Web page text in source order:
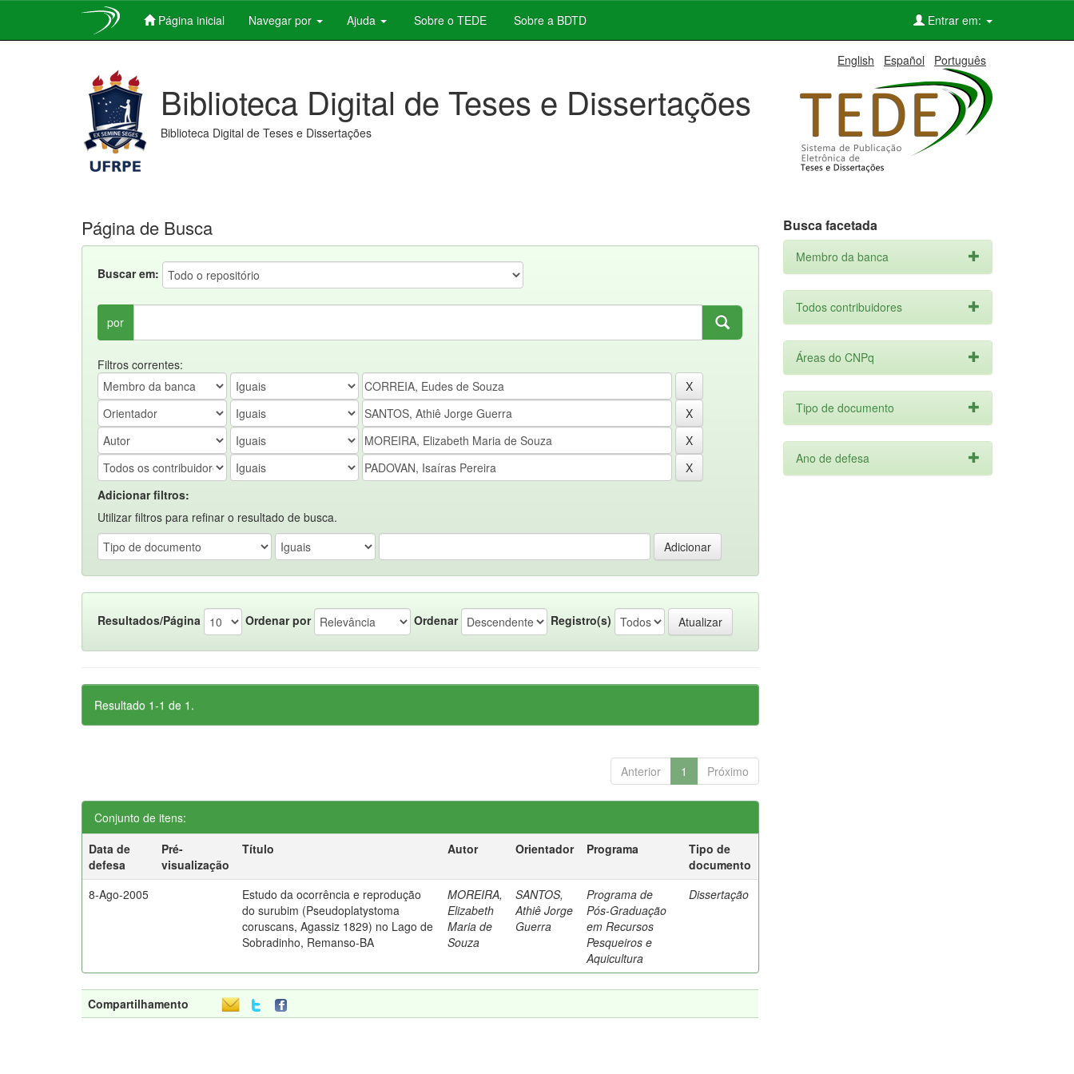
Página inicial Navegar por Ajuda Sobre o TEDE Sobre a BDTD Entrar em:
English Español Português
Biblioteca Digital de Teses e Dissertações
Biblioteca Digital de Teses e Dissertações
Página de Busca
Buscar em:
por
Filtros correntes:
Adicionar filtros:
Utilizar filtros para refinar o resultado de busca.
Resultados/Página Ordenar por Ordenar Registro(s)
Resultado 1-1 de 1.
Anterior 1 Próximo
Conjunto de itens:
Data de
defesa
Pré-
visualização
Título Autor Orientador Programa
Tipo de
documento
8-Ago-2005
Estudo da ocorrência e reprodução
do surubim (Pseudoplatystoma
coruscans, Agassiz 1829) no Lago de
Sobradinho, Remanso-BA
MOREIRA,
Elizabeth
Maria de
Souza
SANTOS,
Athiê Jorge
Guerra
Programa de
Pós-Graduação
em Recursos
Pesqueiros e
Aquicultura
Dissertação
Compartilhamento
Busca facetada
Membro da banca
Todos contribuidores
Áreas do CNPq
Tipo de documento
Ano de defesa